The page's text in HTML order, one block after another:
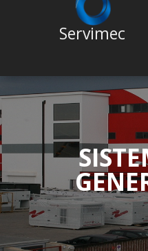
Servimec